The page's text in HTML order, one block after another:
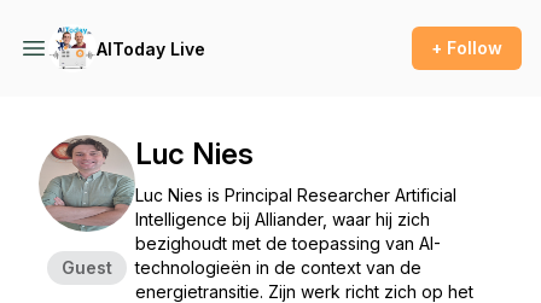
AIToday Live + Follow
Guest
Luc Nies
Luc Nies is Principal Researcher Artificial
Intelligence bij Alliander, waar hij zich
bezighoudt met de toepassing van AI-
technologieën in de context van de
energietransitie. Zijn werk richt zich op het